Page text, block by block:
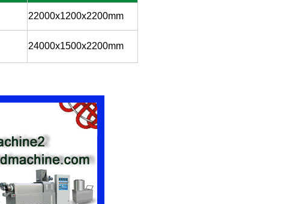
22000x1200x2200mm
24000x1500x2200mm